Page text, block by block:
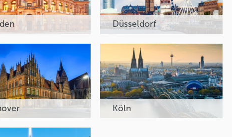
Düsseldorf
Köln